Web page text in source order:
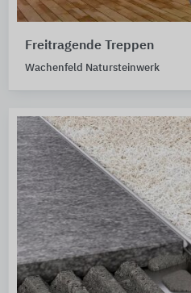
Freitragende Treppen
Wachenfeld Natursteinwerk